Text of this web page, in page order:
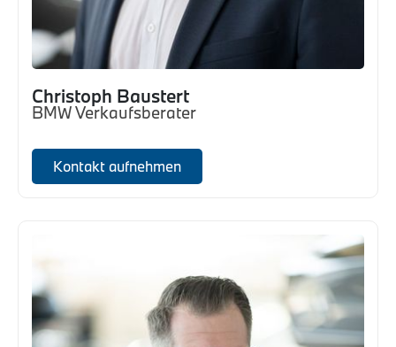
Christoph Baustert
BMW Verkaufsberater
Kontakt aufnehmen